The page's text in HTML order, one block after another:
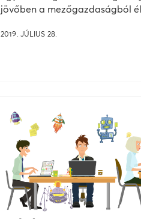
jövőben a mezőgazdaságból
2019. JÚLIUS 28.